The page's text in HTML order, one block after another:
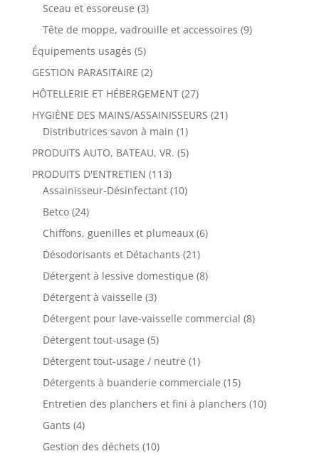
Sceau et essoreuse (3)
Tête de moppe, vadrouille et accessoires (9)
Équipements usagés (5)
GESTION PARASITAIRE (2)
HÔTELLERIE ET HÉBERGEMENT (27)
HYGIÈNE DES MAINS/ASSAINISSEURS (21)
Distributrices savon à main (1)
PRODUITS AUTO, BATEAU, VR. (5)
PRODUITS D'ENTRETIEN (113)
Assainisseur-Désinfectant (10)
Betco (24)
Chiffons, guenilles et plumeaux (6)
Désodorisants et Détachants (21)
Détergent à lessive domestique (8)
Détergent à vaisselle (3)
Détergent pour lave-vaisselle commercial (8)
Détergent tout-usage (5)
Détergent tout-usage / neutre (1)
Détergents à buanderie commerciale (15)
Entretien des planchers et fini à planchers (10)
Gants (4)
Gestion des déchets (10)